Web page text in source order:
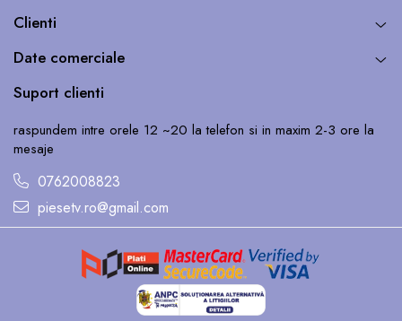
Clienti
Date comerciale
Suport clienti
raspundem intre orele 12 ~20 la telefon si in maxim 2-3 ore la
mesaje
0762008823
piesetv.ro@gmail.com